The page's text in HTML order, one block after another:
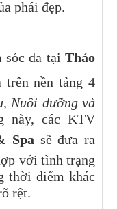
phái đẹp.
sóc da tại Thảo
trên nền tảng 4
Nuôi dưỡng và
này, các KTV
Spa sẽ đưa ra
với tình trạng
thời điểm khác
rệt.